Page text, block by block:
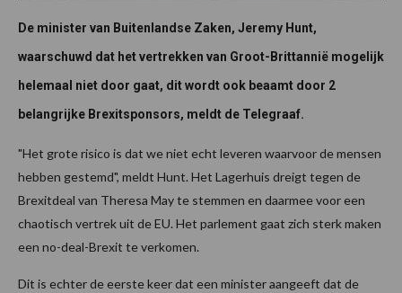
De minister van Buitenlandse Zaken, Jeremy Hunt,
waarschuwd dat het vertrekken van Groot-Brittannië mogelijk
helemaal niet door gaat, dit wordt ook beaamt door 2
belangrijke Brexitsponsors, meldt de Telegraaf.
"Het grote risico is dat we niet echt leveren waarvoor de mensen
hebben gestemd", meldt Hunt. Het Lagerhuis dreigt tegen de
Brexitdeal van Theresa May te stemmen en daarmee voor een
chaotisch vertrek uit de EU. Het parlement gaat zich sterk maken
een no-deal-Brexit te verkomen.
Dit is echter de eerste keer dat een minister aangeeft dat de